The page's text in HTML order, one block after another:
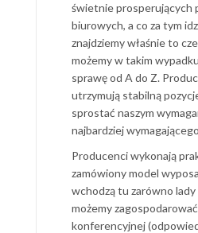
świetnie prosperujących
biurowych, a co za tym
znajdziemy właśnie to
możemy w takim
sprawę od A do Z.
utrzymują stabilną
sprostać naszym
najbardziej
Producenci wykonają
zamówiony model
wchodzą tu zarówno
możemy
konferencyjnej